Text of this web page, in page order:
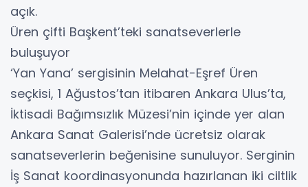
açık.
Üren çifti Başkent’teki sanatseverlerle
buluşuyor
‘Yan Yana’ sergisinin Melahat-Eşref Üren
seçkisi, 1 Ağustos’tan itibaren Ankara Ulus’ta,
İktisadi Bağımsızlık Müzesi’nin içinde yer alan
Ankara Sanat Galerisi’nde ücretsiz olarak
sanatseverlerin beğenisine sunuluyor. Serginin
İş Sanat koordinasyonunda hazırlanan iki ciltlik